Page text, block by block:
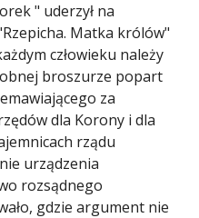
" uderzył na
Matka królów"
człowieku należy
broszurze popart
za
dla Korony i dla
rządu
urządzenia
rozsądnego
gdzie argument nie